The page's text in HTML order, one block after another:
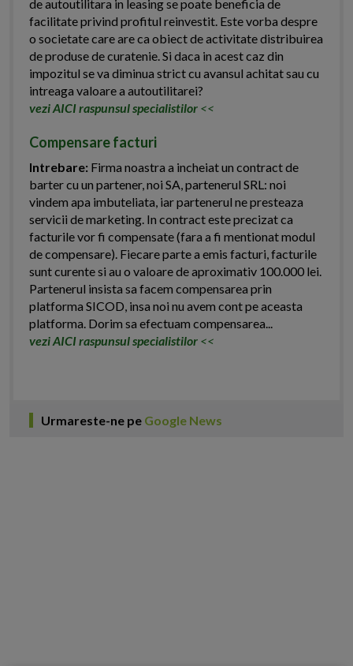
de autoutilitara in leasing se poate beneficia de
facilitate privind profitul reinvestit. Este vorba despre
o societate care are ca obiect de activitate distribuirea
de produse de curatenie. Si daca in acest caz din
impozitul se va diminua strict cu avansul achitat sau cu
intreaga valoare a autoutilitarei?
vezi AICI raspunsul specialistilor <<
Compensare facturi
Intrebare: Firma noastra a incheiat un contract de
barter cu un partener, noi SA, partenerul SRL: noi
vindem apa imbuteliata, iar partenerul ne presteaza
servicii de marketing. In contract este precizat ca
facturile vor fi compensate (fara a fi mentionat modul
de compensare). Fiecare parte a emis facturi, facturile
sunt curente si au o valoare de aproximativ 100.000 lei.
Partenerul insista sa facem compensarea prin
platforma SICOD, insa noi nu avem cont pe aceasta
platforma. Dorim sa efectuam compensarea...
vezi AICI raspunsul specialistilor <<
Urmareste-ne pe Google News